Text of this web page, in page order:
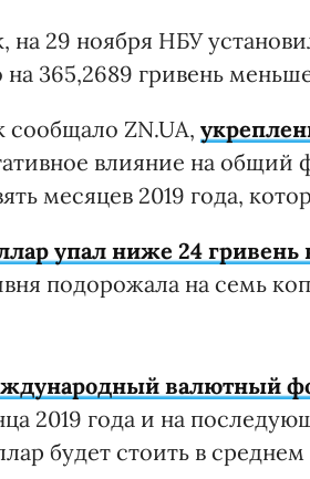
на 29 ноября НБУ
на 365,2689 гривень
сообщало ZN.UA,
влияние на общий
месяцев 2019 года,
упал ниже 24 гривень
подорожала на семь
валютный
2019 года и на
будет стоить в среднем